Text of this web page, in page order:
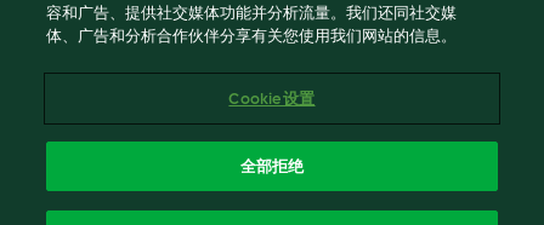
使用规定
Cookies
ICP许可证号：沪通信管自贸[2026]3号
容和广告、提供社交媒体功能并分析流量。我们还同社交媒
体、广告和分析合作伙伴分享有关您使用我们网站的信息。
Cookie 设置
全部拒绝